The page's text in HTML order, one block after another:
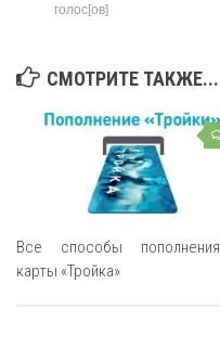
голос[ов]
СМОТРИТЕ ТАКЖЕ...
Все способы пополнения
карты «Тройка»